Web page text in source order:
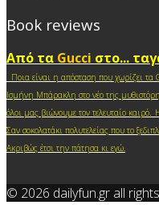
Book reviews
Από τα Gucci στο...
Ποια είναι η απόσταση που χωρίζει τα
Ισμήνη Μπάρακλη στο νέο της
όλοι μας βιώνουμε τον τελευταίο καιρό.
Σαν σοκολατάκι πολυτελείας που το
Ακριβώς έτσι την πάτησα κι εγώ.
© 2026 dailyfun.gr all